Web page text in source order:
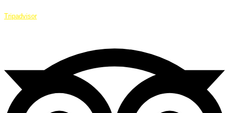
Tripadvisor